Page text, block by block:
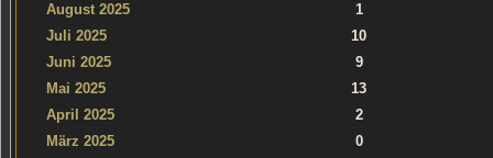
August 2025
1
Juli 2025
10
Juni 2025
9
Mai 2025
13
April 2025
2
März 2025
0